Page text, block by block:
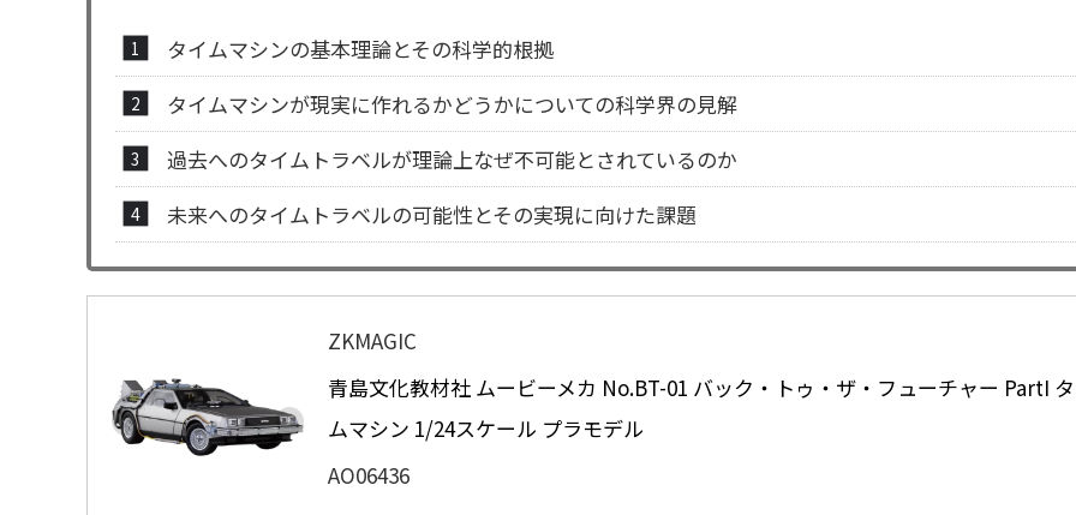
タイムマシンの基本理論とその科学的根拠
タイムマシンが現実に作れるかどうかについての科学界の見解
過去へのタイムトラベルが理論上なぜ不可能とされているのか
未来へのタイムトラベルの可能性とその実現に向けた課題
ZKMAGIC
青島文化教材社 ムービーメカ No.BT-01 バック・トゥ・ザ・フューチャー PartI
ムマシン 1/24スケール プラモデル
AO06436